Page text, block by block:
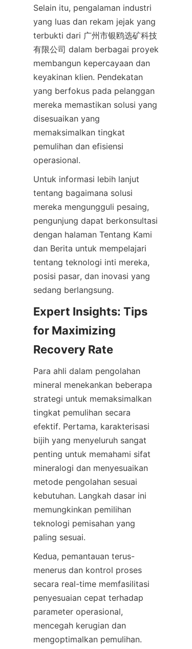
Selain itu, pengalaman industri
yang luas dan rekam jejak yang
terbukti dari 广州市银鸥选矿科技
有限公司 dalam berbagai proyek
membangun kepercayaan dan
keyakinan klien. Pendekatan
yang berfokus pada pelanggan
mereka memastikan solusi yang
disesuaikan yang
memaksimalkan tingkat
pemulihan dan efisiensi
operasional.
Untuk informasi lebih lanjut
tentang bagaimana solusi
mereka mengungguli pesaing,
pengunjung dapat berkonsultasi
dengan halaman Tentang Kami
dan Berita untuk mempelajari
tentang teknologi inti mereka,
posisi pasar, dan inovasi yang
sedang berlangsung.
Expert Insights: Tips
for Maximizing
Recovery Rate
Para ahli dalam pengolahan
mineral menekankan beberapa
strategi untuk memaksimalkan
tingkat pemulihan secara
efektif. Pertama, karakterisasi
bijih yang menyeluruh sangat
penting untuk memahami sifat
mineralogi dan menyesuaikan
metode pengolahan sesuai
kebutuhan. Langkah dasar ini
memungkinkan pemilihan
teknologi pemisahan yang
paling sesuai.
Kedua, pemantauan terus-
menerus dan kontrol proses
secara real-time memfasilitasi
penyesuaian cepat terhadap
parameter operasional,
mencegah kerugian dan
mengoptimalkan pemulihan.